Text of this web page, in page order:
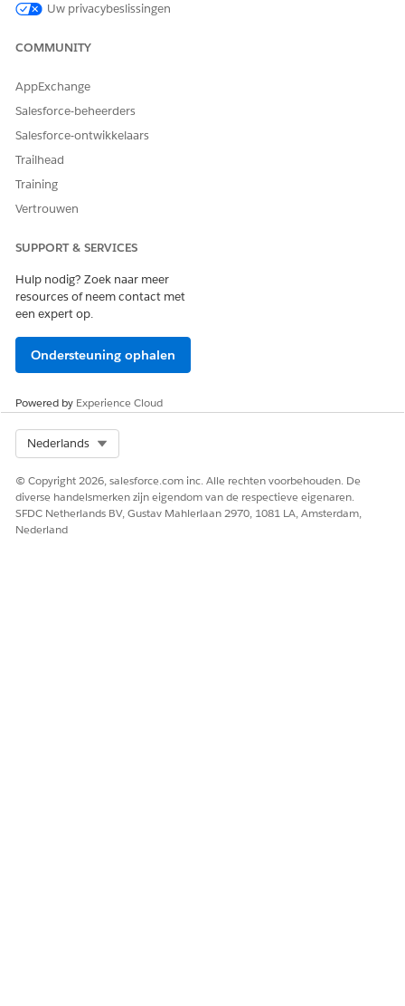
Gegevenspijplijn inschakelen.
uitvoerconnector in.
ZIE OOK:
Help van Salesforce: Gegevenspijplijnen inschakelen
Laat ons weten wat we kunnen doen om te verbeteren!
Uw privacybeslissingen
COMMUNITY
AppExchange
Salesforce-beheerders
Salesforce-ontwikkelaars
Trailhead
Training
Vertrouwen
SUPPORT & SERVICES
Hulp nodig? Zoek naar meer
resources of neem contact met
een expert op.
Ondersteuning ophalen
Powered by Experience Cloud
Nederlands
© Copyright 2026, salesforce.com inc. Alle rechten voorbehouden. De
diverse handelsmerken zijn eigendom van de respectieve eigenaren.
SFDC Netherlands BV, Gustav Mahlerlaan 2970, 1081 LA, Amsterdam,
Nederland